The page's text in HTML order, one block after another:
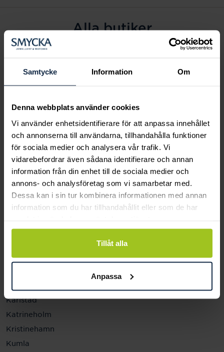
Samtycke Information Om
Denna webbplats använder cookies
Vi använder enhetsidentifierare för att anpassa innehållet
och annonserna till användarna, tillhandahålla funktioner
för sociala medier och analysera vår trafik. Vi
vidarebefordrar även sådana identifierare och annan
information från din enhet till de sociala medier och
annons- och analysföretag som vi samarbetar med.
Dessa kan i sin tur kombinera informationen med annan
information som du har tillhandahållit eller som de har
Tillåt alla
Anpassa
Alla butiker
Alingsås
Arvidsjaur
Eksjö
Fagersta
Farsta
Gävle
Halmstad
Halmstad Hallarna
Haninge
Helsingborg
Jönköping
Karlstad
Katrineholm
Kristinehamn
Kumla